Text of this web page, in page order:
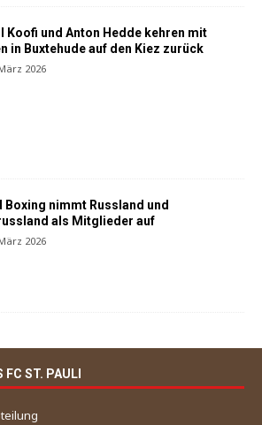
Koofi und Anton Hedde kehren mit
in Buxtehude auf den Kiez zurück
2026
Boxing nimmt Russland und
als Mitglieder auf
2026
FC ST. PAULI